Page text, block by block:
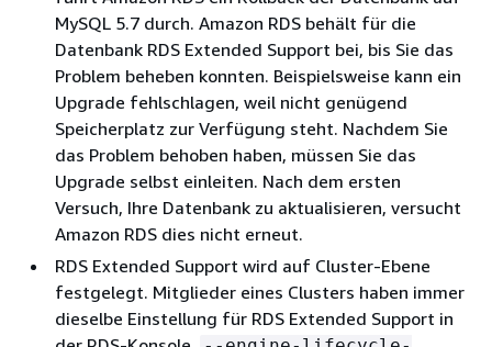
MySQL 5.7 durch. Amazon RDS behält für die
Datenbank RDS Extended Support bei, bis Sie das
Problem beheben konnten. Beispielsweise kann ein
Upgrade fehlschlagen, weil nicht genügend
Speicherplatz zur Verfügung steht. Nachdem Sie
das Problem behoben haben, müssen Sie das
Upgrade selbst einleiten. Nach dem ersten
Versuch, Ihre Datenbank zu aktualisieren, versucht
Amazon RDS dies nicht erneut.
RDS Extended Support wird auf Cluster-Ebene
festgelegt. Mitglieder eines Clusters haben immer
dieselbe Einstellung für RDS Extended Support in